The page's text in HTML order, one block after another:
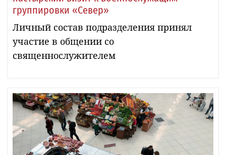
группировки «Север»
Личный состав подразделения принял
участие в общении со
священнослужителем